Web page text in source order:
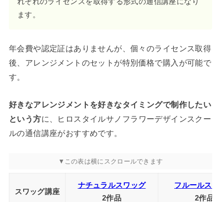
ます。
年会費や認定証はありませんが、個々のライセンス取得
後、アレンジメントのセットが特別価格で購入が可能で
す。
好きなアレンジメントを好きなタイミングで制作したい
という方に、ヒロスタイルサノフラワーデザインスクー
ルの通信講座がおすすめです。
スワッグ講座
ナチュラルスワッグ
2作品
フルールス
2作品